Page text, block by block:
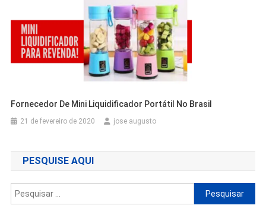
Fornecedor De Mini Liquidificador Portátil No Brasil
21 de fevereiro de 2020 jose augusto
PESQUISE AQUI
Pesquisar
por: